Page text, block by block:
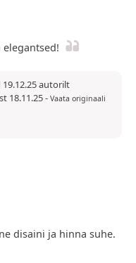
elegantsed!
autorilt
18.11.25- Vaata originaali
disaini ja hinna suhe.